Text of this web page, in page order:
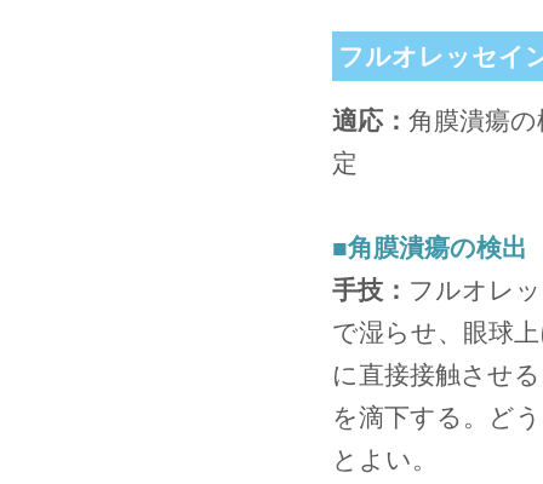
フルオレッセイ
適応： 角膜潰瘍
定
■角膜潰瘍の検出
手技： フルオレ
で湿らせ、眼球
に直接接触させ
を滴下する。ど
とよい。